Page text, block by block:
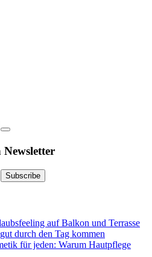
Newsletter
Subscribe
auf Balkon und Terrasse
durch den Tag kommen
für jeden: Warum Hautpflege